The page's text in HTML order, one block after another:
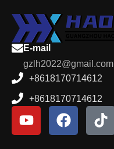
E-mail
gzlh2022@gmail.com
+8618170714612
+8618170714612